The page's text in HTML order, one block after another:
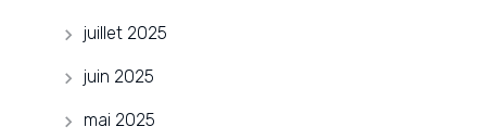
juillet 2025
juin 2025
mai 2025